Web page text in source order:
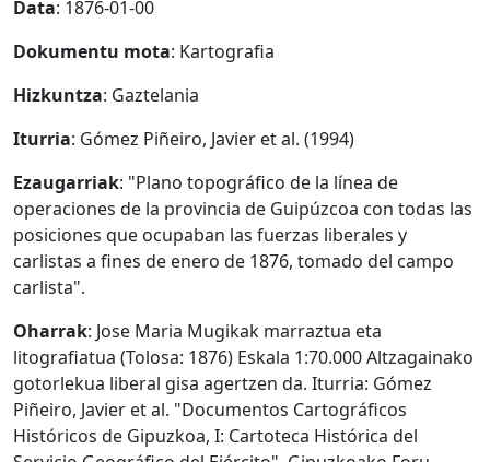
Data: 1876-01-00
Dokumentu mota: Kartografia
Hizkuntza: Gaztelania
Iturria: Gómez Piñeiro, Javier et al. (1994)
Ezaugarriak: "Plano topográfico de la línea de
operaciones de la provincia de Guipúzcoa con todas las
posiciones que ocupaban las fuerzas liberales y
carlistas a fines de enero de 1876, tomado del campo
carlista".
Oharrak: Jose Maria Mugikak marraztua eta
litografiatua (Tolosa: 1876) Eskala 1:70.000 Altzagainako
gotorlekua liberal gisa agertzen da. Iturria: Gómez
Piñeiro, Javier et al. "Documentos Cartográficos
Históricos de Gipuzkoa, I: Cartoteca Histórica del